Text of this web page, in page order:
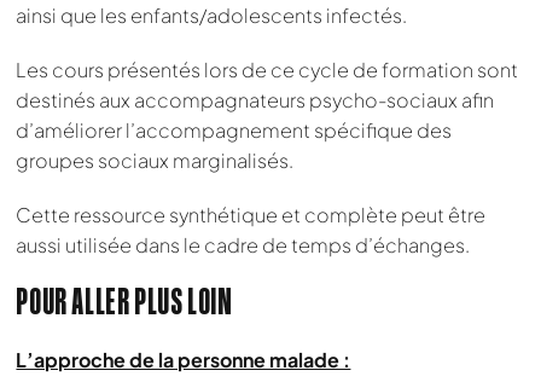
ainsi que les enfants/adolescents infectés.
Les cours présentés lors de ce cycle de formation sont
destinés aux accompagnateurs psycho-sociaux afin
d’améliorer l’accompagnement spécifique des
groupes sociaux marginalisés.
Cette ressource synthétique et complète peut être
aussi utilisée dans le cadre de temps d’échanges.
POUR ALLER PLUS LOIN
L’approche de la personne malade :